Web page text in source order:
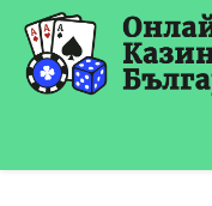
Skip
content